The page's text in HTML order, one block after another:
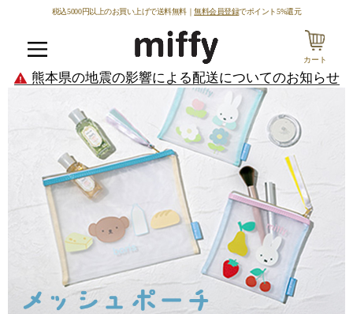
税込5000円以上のお買い上げで送料無料｜無料会員登録でポイント5%還元
カート
熊本県の地震の影響による配送についてのお知らせ